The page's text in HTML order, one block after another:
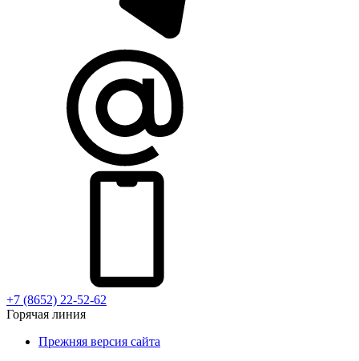
+7 (8652) 22-52-62
Горячая линия
Прежняя версия сайта